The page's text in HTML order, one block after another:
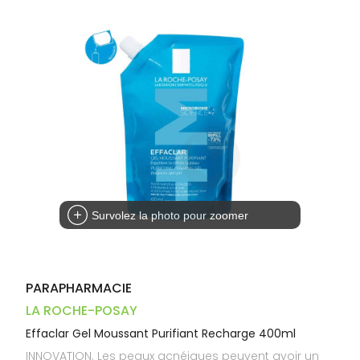
médicaux
Corps
Homme
DE GARDE
DE SANTÉ
Survolez la photo pour zoomer
PARAPHARMACIE
LA ROCHE-POSAY
Effaclar Gel Moussant Purifiant Recharge 400ml
INNOVATION. Les peaux acnéiques peuvent avoir un